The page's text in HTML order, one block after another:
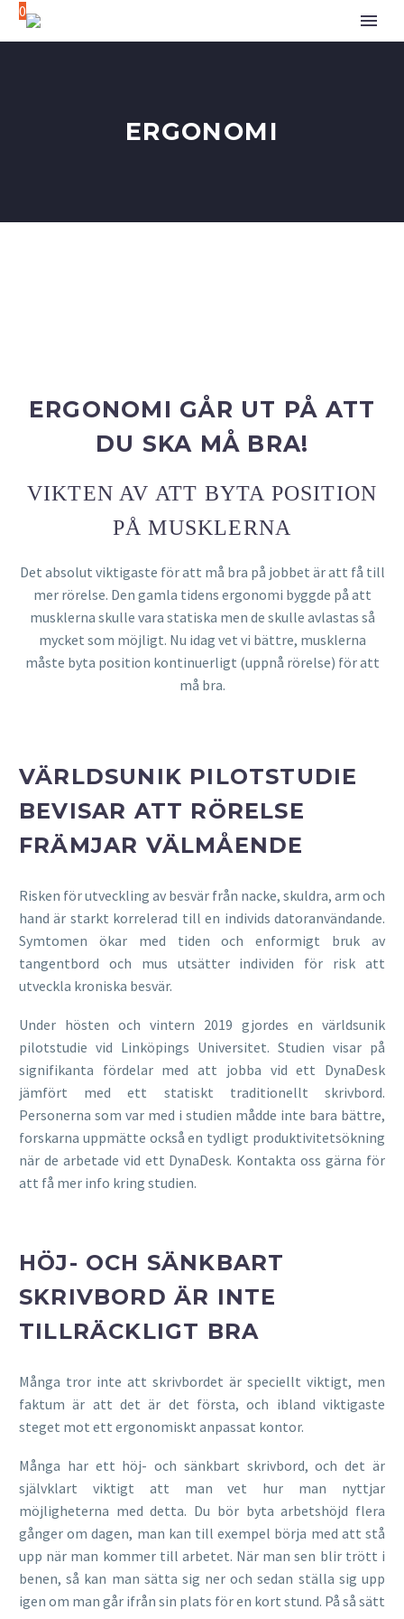
0
ERGONOMI
ERGONOMI GÅR UT PÅ ATT
DU SKA MÅ BRA!
VIKTEN AV ATT BYTA POSITION
PÅ MUSKLERNA
Det absolut viktigaste för att må bra på jobbet är att få till
mer rörelse. Den gamla tidens ergonomi byggde på att
musklerna skulle vara statiska men de skulle avlastas så
mycket som möjligt. Nu idag vet vi bättre, musklerna
måste byta position kontinuerligt (uppnå rörelse) för att
må bra.
VÄRLDSUNIK PILOTSTUDIE
BEVISAR ATT RÖRELSE
FRÄMJAR VÄLMÅENDE
Risken för utveckling av besvär från nacke, skuldra, arm och
hand är starkt korrelerad till en individs datoranvändande.
Symtomen ökar med tiden och enformigt bruk av
tangentbord och mus utsätter individen för risk att
utveckla kroniska besvär.
Under hösten och vintern 2019 gjordes en världsunik
pilotstudie vid Linköpings Universitet. Studien visar på
signifikanta fördelar med att jobba vid ett DynaDesk
jämfört med ett statiskt traditionellt skrivbord.
Personerna som var med i studien mådde inte bara bättre,
forskarna uppmätte också en tydligt produktivitetsökning
när de arbetade vid ett DynaDesk. Kontakta oss gärna för
att få mer info kring studien.
HÖJ- OCH SÄNKBART
SKRIVBORD ÄR INTE
TILLRÄCKLIGT BRA
Många tror inte att skrivbordet är speciellt viktigt, men
faktum är att det är det första, och ibland viktigaste
steget mot ett ergonomiskt anpassat kontor.
Många har ett höj- och sänkbart skrivbord, och det är
självklart viktigt att man vet hur man nyttjar
möjligheterna med detta. Du bör byta arbetshöjd flera
gånger om dagen, man kan till exempel börja med att stå
upp när man kommer till arbetet. När man sen blir trött i
benen, så kan man sätta sig ner och sedan ställa sig upp
igen om man går ifrån sin plats för en kort stund. På så sätt